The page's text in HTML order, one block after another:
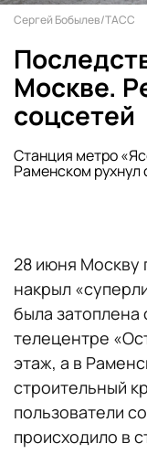
Сергей Бобылев/ТАСС
Москве.
соцсетей
Станция метро
Раменском рухнул
28 июня Москву
накрыл
была затоплена
телецентре
этаж, а в
строительный
пользователи
происходило в